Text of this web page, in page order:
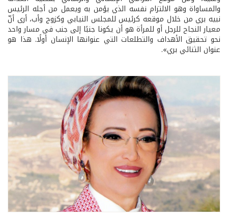
والمساواة وهو الالتزام نفسه الذي يؤمن به ويعمل من أجله الرئيس
نبيه بري من خلال موقعه كرئيس للمجلس النيابي وكزوج وأب، أرى أنّ
معيار النجاح للرجل أو للمرأة هو أن يكونا جنبًا إلى جنب في مسار واحد
نحو تحقيق الأهداف والتطلعات التي عنوانها الإنسان أولًا. هذا هو
عنوان الثنائي بري».